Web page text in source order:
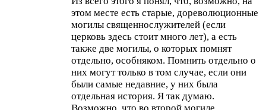
этом месте есть старые, дореволюционные
могилы священнослужителей (если
церковь здесь стоит много лет), а есть
также две могилы, о которых помнят
отдельно, особняком. Помнить отдельно о
них могут только в том случае, если они
были самые недавние, у них была
отдельная история. Я так думаю.